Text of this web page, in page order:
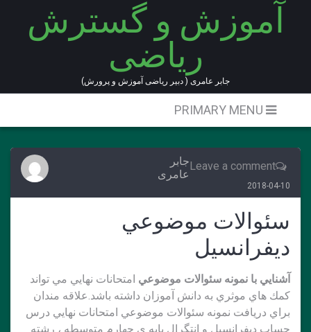
آموزش و گسترش
ریاضی
جابر عامری ( دبیر ریاضی آموزش و پرورش)
Leave a commentجابر
عامری
2018-04-10
سئوالات موضوعي
ديفرانسيل
آشنايي با نمونه سئوالات موضوعي امتحانات نهايي مي تواند
كمك هاي موثري به دانش آموزان داشته باشد.علاقه مندان
براي دريافت نمونه سئوالات موضوعي امتحانات نهايي درس
حساب ديفرانسيل و انتگرال پايه ي چهارم متوسطه ، رشته